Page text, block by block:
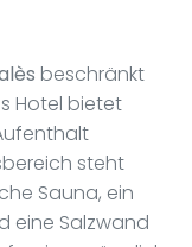
beschränkt
Hotel bietet
steht
Sauna, ein
eine Salzwand